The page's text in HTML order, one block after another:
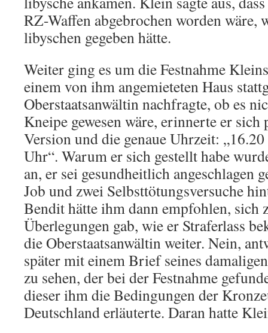
RZ-Waffen abgebrochen worden wäre,
libyschen gegeben hätte.
Weiter ging es um die Festnahme
einem von ihm angemieteten Haus
Oberstaatsanwältin nachfragte, ob es
Kneipe gewesen wäre, erinnerte er
Version und die genaue Uhrzeit:
Uhr“. Warum er sich gestellt habe
an, er sei gesundheitlich angeschlagen
Job und zwei Selbsttötungsversuche
Bendit hätte ihm dann empfohlen, sich
Überlegungen gab, wie er Straferlass
die Oberstaatsanwältin weiter. Nein,
später mit einem Brief seines
zu sehen, der bei der Festnahme
dieser ihm die Bedingungen der
Deutschland erläuterte. Daran hatte